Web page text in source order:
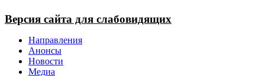
Версия сайта для слабовидящих
Направления
Анонсы
Новости
Медиа